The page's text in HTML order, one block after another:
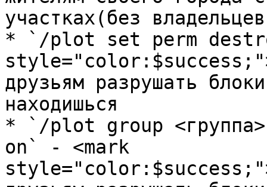
участках(без
* `/plot set perm
друзьям разрушать
находишься
* `/plot group
on` - <mark